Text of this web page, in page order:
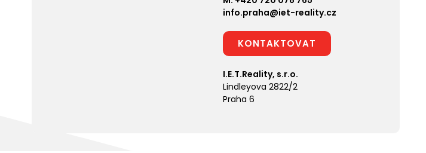
info.praha@iet-reality.cz
KONTAKTOVAT
I.E.T.Reality, s.r.o.
Lindleyova 2822/2
Praha 6